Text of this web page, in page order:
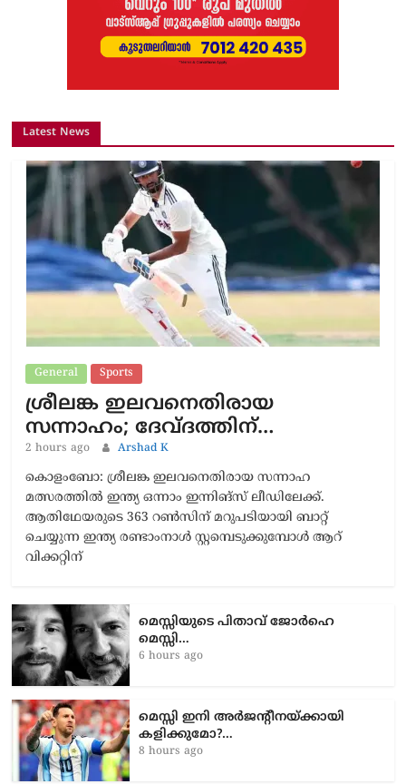
Latest News
General Sports
ശ്രീലങ്ക ഇലവനെതിരായ
സന്നാഹം; ദേവ്ദത്തിന്…
2 hours ago Arshad K
കൊളംബോ: ശ്രീലങ്ക ഇലവനെതിരായ സന്നാഹ
മത്സരത്തിൽ ഇന്ത്യ ഒന്നാം ഇന്നിങ്സ് ലീഡിലേക്ക്.
ആതിഥേയരുടെ 363 റൺസിന് മറുപടിയായി ബാറ്റ്
ചെയ്യുന്ന ഇന്ത്യ രണ്ടാംനാൾ സ്റ്റമ്പെടുക്കുമ്പോൾ ആറ്
വിക്കറ്റിന്
മെസ്സിയുടെ പിതാവ് ജോർഹെ
മെസ്സി…
6 hours ago
മെസ്സി ഇനി അർജന്റീനയ്ക്കായി
കളിക്കുമോ?…
8 hours ago